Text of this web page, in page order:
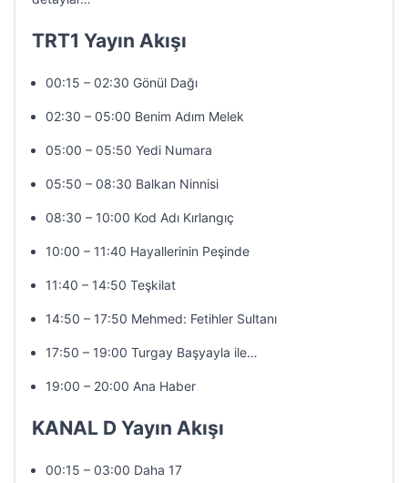
TRT1 Yayın Akışı
00:15 – 02:30 Gönül Dağı
02:30 – 05:00 Benim Adım Melek
05:00 – 05:50 Yedi Numara
05:50 – 08:30 Balkan Ninnisi
08:30 – 10:00 Kod Adı Kırlangıç
10:00 – 11:40 Hayallerinin Peşinde
11:40 – 14:50 Teşkilat
14:50 – 17:50 Mehmed: Fetihler Sultanı
17:50 – 19:00 Turgay Başyayla ile…
19:00 – 20:00 Ana Haber
KANAL D Yayın Akışı
00:15 – 03:00 Daha 17